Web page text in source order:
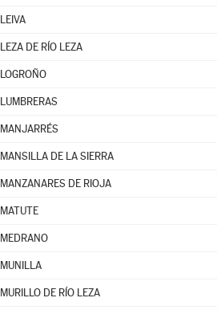
LEIVA
LEZA DE RÍO LEZA
LOGROÑO
LUMBRERAS
MANJARRÉS
MANSILLA DE LA SIERRA
MANZANARES DE RIOJA
MATUTE
MEDRANO
MUNILLA
MURILLO DE RÍO LEZA